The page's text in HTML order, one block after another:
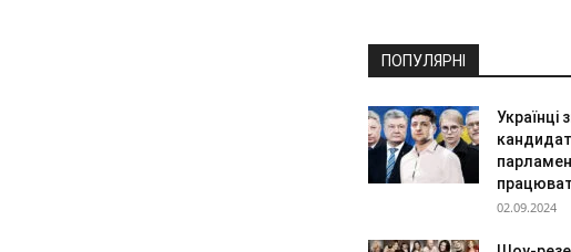
ПОПУЛЯРНІ
Українці
02.09.2024